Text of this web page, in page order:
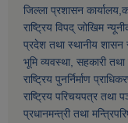
जिल्ला प्रशासन
राष्ट्रिय विपद् जोखिम
प्रदेश तथा स्थानीय शासन
भूमि व्यवस्था, सहकारी तथा
राष्ट्रिय पुनर्निर्माण
राष्ट्रिय परिचयपत्र तथा
प्रधानमन्त्री तथा